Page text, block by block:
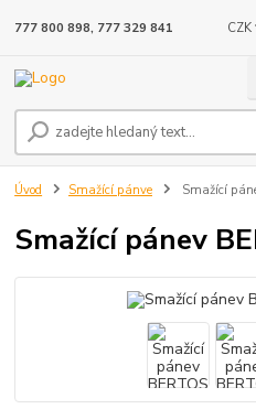
CZK
777 800 898, 777 329 841
Úvod Smažící pánve Smažící
Smažící pánev